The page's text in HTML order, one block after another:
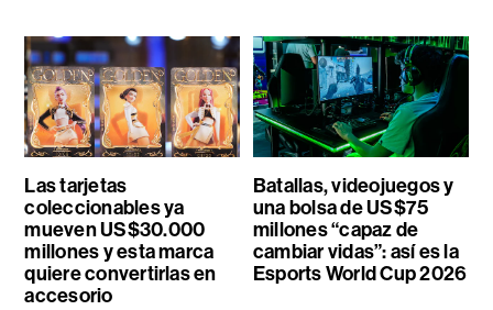
Las tarjetas
coleccionables ya
mueven US$30.000
millones y esta marca
quiere convertirlas en
accesorio
Batallas, videojuegos y
una bolsa de US$75
millones “capaz de
cambiar vidas”: así es la
Esports World Cup 2026